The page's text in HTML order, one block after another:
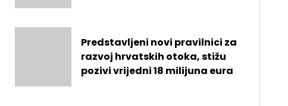
Predstavljeni novi pravilnici za
razvoj hrvatskih otoka, stižu
pozivi vrijedni 18 milijuna eura